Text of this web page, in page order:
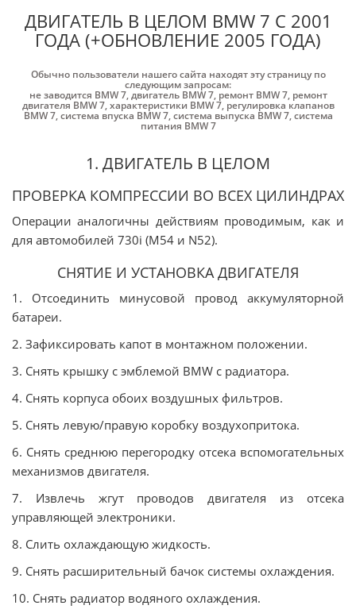
ДВИГАТЕЛЬ В ЦЕЛОМ BMW 7 С 2001
ГОДА (+ОБНОВЛЕНИЕ 2005 ГОДА)
Обычно пользователи нашего сайта находят эту страницу по
следующим запросам:
не заводится BMW 7,двигатель BMW 7, ремонт BMW 7, ремонт
двигателя BMW 7,характеристики BMW 7, регулировка клапанов
BMW 7,система впуска BMW 7,система выпуска BMW 7,система
питания BMW 7
1. ДВИГАТЕЛЬ В ЦЕЛОМ
ПРОВЕРКА КОМПРЕССИИ ВО ВСЕХ ЦИЛИНДРАХ
Операции аналогичны действиям проводимым, как и
для автомобилей 730i (M54 и N52).
СНЯТИЕ И УСТАНОВКА ДВИГАТЕЛЯ
1. Отсоединить минусовой провод аккумуляторной
батареи.
2. Зафиксировать капот в монтажном положении.
3. Снять крышку с эмблемой BMW с радиатора.
4. Снять корпуса обоих воздушных фильтров.
5. Снять левую/правую коробку воздухопритока.
6. Снять среднюю перегородку отсека вспомогательных
механизмов двигателя.
7. Извлечь жгут проводов двигателя из отсека
управляющей электроники.
8. Слить охлаждающую жидкость.
9. Снять расширительный бачок системы охлаждения.
10. Снять радиатор водяного охлаждения.